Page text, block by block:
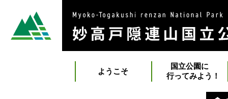
ようこそ
国立公園に
行ってみよう！